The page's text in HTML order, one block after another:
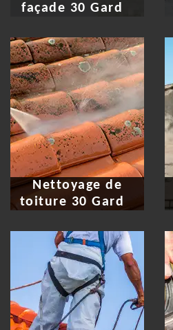
façade 30 Gard
Nettoyage de
toiture 30 Gard